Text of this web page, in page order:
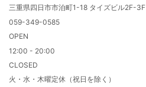
三重県四日市市泊町1-18 タイズビル2F-3F
059-349-0585
OPEN
12:00 - 20:00
CLOSED
火・水・木曜定休（祝日を除く）